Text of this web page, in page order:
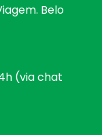
Belo
(via chat